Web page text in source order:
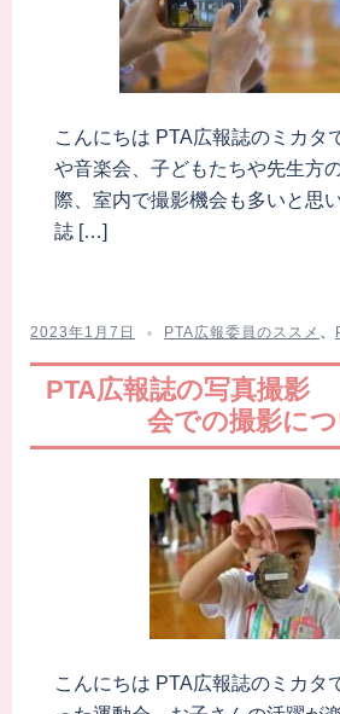
こんにちは PTA広報誌のミカタ
や音楽会、子どもたちや先生方
際、室内で撮影機会も多いと思
誌 […]
2023年1月7日 PTA広報委員のススメ 、
PTA広報誌の写真撮影
会での撮影に
こんにちは PTA広報誌のミカタ